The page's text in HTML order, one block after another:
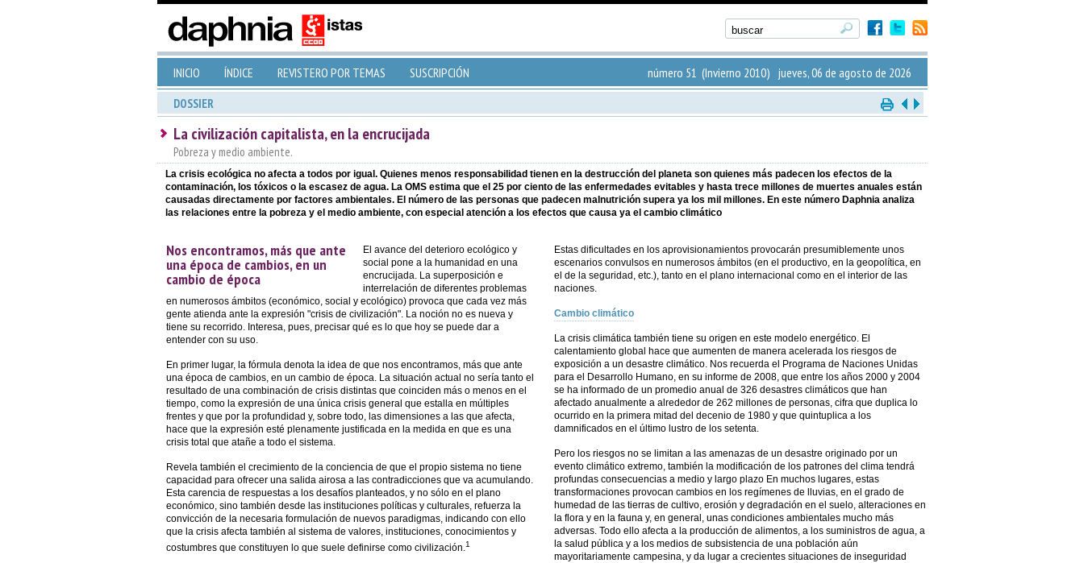
INICIO ÍNDICE REVISTERO POR TEMAS SUSCRIPCIÓN número 51 (Invierno 2010) jueves, 06 de agosto de 2026
DOSSIER
La civilización capitalista, en la encrucijada
Pobreza y medio ambiente.
La crisis ecológica no afecta a todos por igual. Quienes menos responsabilidad tienen en la destrucción del planeta son quienes más padecen los efectos de la
contaminación, los tóxicos o la escasez de agua. La OMS estima que el 25 por ciento de las enfermedades evitables y hasta trece millones de muertes anuales están
causadas directamente por factores ambientales. El número de las personas que padecen malnutrición supera ya los mil millones. En este número Daphnia analiza
las relaciones entre la pobreza y el medio ambiente, con especial atención a los efectos que causa ya el cambio climático
Nos encontramos, más que ante
una época de cambios, en un
cambio de época
El avance del deterioro ecológico y
social pone a la humanidad en una
encrucijada. La superposición e
interrelación de diferentes problemas
en numerosos ámbitos (económico, social y ecológico) provoca que cada vez más
gente atienda ante la expresión "crisis de civilización". La noción no es nueva y
tiene su recorrido. Interesa, pues, precisar qué es lo que hoy se puede dar a
entender con su uso.
En primer lugar, la fórmula denota la idea de que nos encontramos, más que ante
una época de cambios, en un cambio de época. La situación actual no sería tanto el
resultado de una combinación de crisis distintas que coinciden más o menos en el
tiempo, como la expresión de una única crisis general que estalla en múltiples
frentes y que por la profundidad y, sobre todo, las dimensiones a las que afecta,
hace que la expresión esté plenamente justificada en la medida en que es una
crisis total que atañe a todo el sistema.
Revela también el crecimiento de la conciencia de que el propio sistema no tiene
capacidad para ofrecer una salida airosa a las contradicciones que va acumulando.
Esta carencia de respuestas a los desafíos planteados, y no sólo en el plano
económico, sino también desde las instituciones políticas y culturales, refuerza la
convicción de la necesaria formulación de nuevos paradigmas, indicando con ello
que la crisis afecta también al sistema de valores, instituciones, conocimientos y
costumbres que constituyen lo que suele definirse como civilización.1
Estas dificultades en los aprovisionamientos provocarán presumiblemente unos
escenarios convulsos en numerosos ámbitos (en el productivo, en la geopolítica, en
el de la seguridad, etc.), tanto en el plano internacional como en el interior de las
naciones.
Cambio climático
La crisis climática también tiene su origen en este modelo energético. El
calentamiento global hace que aumenten de manera acelerada los riesgos de
exposición a un desastre climático. Nos recuerda el Programa de Naciones Unidas
para el Desarrollo Humano, en su informe de 2008, que entre los años 2000 y 2004
se ha informado de un promedio anual de 326 desastres climáticos que han
afectado anualmente a alrededor de 262 millones de personas, cifra que duplica lo
ocurrido en la primera mitad del decenio de 1980 y que quintuplica a los
damnificados en el último lustro de los setenta.
Pero los riesgos no se limitan a las amenazas de un desastre originado por un
evento climático extremo, también la modificación de los patrones del clima tendrá
profundas consecuencias a medio y largo plazo En muchos lugares, estas
transformaciones provocan cambios en los regímenes de lluvias, en el grado de
humedad de las tierras de cultivo, erosión y degradación en el suelo, alteraciones en
la flora y en la fauna y, en general, unas condiciones ambientales mucho más
adversas. Todo ello afecta a la producción de alimentos, a los suministros de agua, a
la salud pública y a los medios de subsistencia de una población aún
mayoritariamente campesina, y da lugar a crecientes situaciones de inseguridad